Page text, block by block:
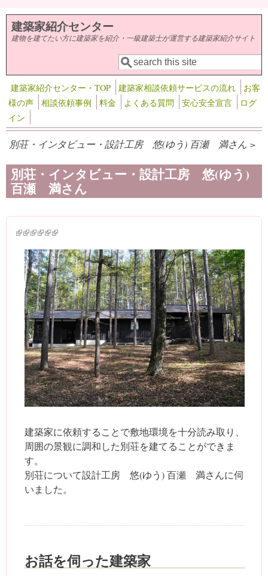
メインコンテンツに移動
建築家紹介センター
建物を建てたい方に建築家を紹介・一級建築士が運営する建築家紹介サイト
検索フォーム
検索
建築家紹介センター・TOP 建築家相談依頼サービスの流れ
お客
様の声
相談依頼事例 料金 よくある質問 安心安全宣言
ログ
イン
別荘・インタビュー・設計工房 悠(ゆう) 百瀬 満さん >
別荘・インタビュー・設計工房 悠(ゆう)
百瀬 満さん
(link is external)
(link is external)
(link is external)
(link is external)
(link is external)
(link is external)
建築家に依頼することで敷地環境を十分読み取り、
周囲の景観に調和した別荘を建てることができま
す。
別荘について設計工房 悠(ゆう) 百瀬 満さんに伺
いました。
お話を伺った建築家